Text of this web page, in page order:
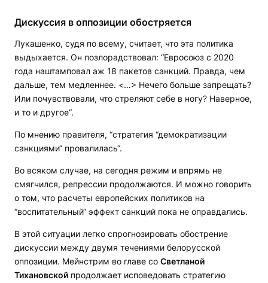
Дискуссия в оппозиции обостряется
Лукашенко, судя по всему, считает, что эта политика
выдыхается. Он позлорадствовал: “Евросоюз с 2020
года наштамповал аж 18 пакетов санкций. Правда, чем
дальше, тем медленнее. <…> Нечего больше запрещать?
Или почувствовали, что стреляют себе в ногу? Наверное,
и то и другое“.
По мнению правителя, “стратегия “демократизации
санкциями“ провалилась“.
Во всяком случае, на сегодня режим и впрямь не
смягчился, репрессии продолжаются. И можно говорить
о том, что расчеты европейских политиков на
“воспитательный“ эффект санкций пока не оправдались.
В этой ситуации легко спрогнозировать обострение
дискуссии между двумя течениями белорусской
оппозиции. Мейнстрим во главе со Светланой
Тихановской продолжает исповедовать стратегию